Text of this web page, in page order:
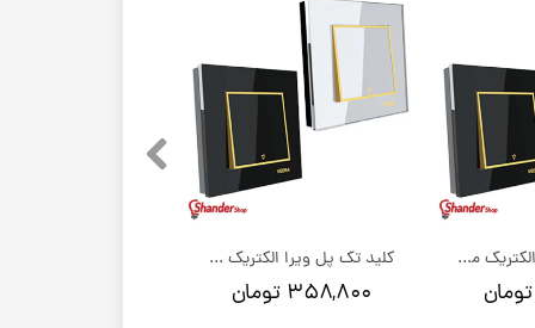
کلید تک پل ویرا الکتریک مدل امگا
۳۵۸,۸۰۰ تومان
کلید تبدیل ویرا الکتریک مدل امگا